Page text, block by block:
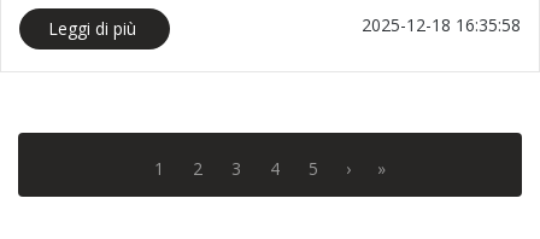
Leggi di più 2025-12-18 16:35:58
1 2 3 4 5 › »